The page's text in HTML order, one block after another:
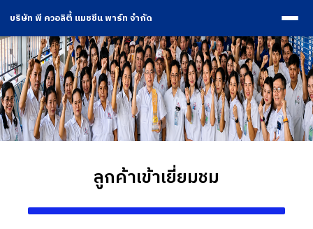
บริษัท พี ควอลิตี้ แมชชีน พาร์ท จำกัด
ลูกค้าเข้าเยี่ยมชม